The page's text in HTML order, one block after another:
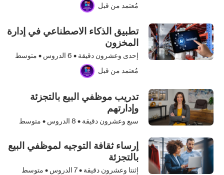
مُعتمد من قبل
تطبيق الذكاء الاصطناعي في إدارة
المخزون
إحدى وعشرون دقيقة • 6 الدروس • متوسط
مُعتمد من قبل
تدريب موظفي البيع بالتجزئة
وإدارتهم
سبع وعشرون دقيقة • 8 الدروس • متوسط
إرساء ثقافة التوجيه لموظفي البيع
بالتجزئة
إثنتا وعشرون دقيقة •7 الدروس • متوسط